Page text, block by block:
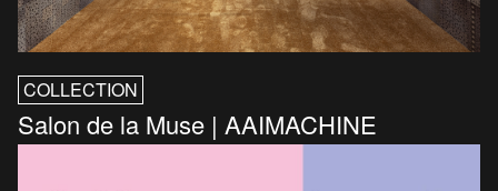
COLLECTION
Salon de la Muse | AAIMACHINE